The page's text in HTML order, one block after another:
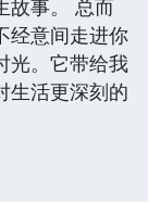
故事。 总而
经意间走进你
光。它带给我
生活更深刻的